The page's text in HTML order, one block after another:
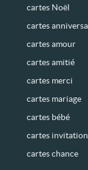
cartes Noël
cartes
cartes amour
cartes amitié
cartes merci
cartes mariage
cartes bébé
cartes invitation
cartes chance